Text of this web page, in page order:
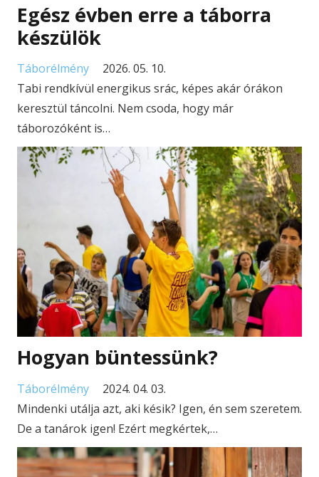
Egész évben erre a táborra
készülök
Táborélmény
2026. 05. 10.
Tabi rendkívül energikus srác, képes akár órákon
keresztül táncolni. Nem csoda, hogy már
táborozóként is…
Hogyan büntessünk?
Táborélmény
2024. 04. 03.
Mindenki utálja azt, aki késik? Igen, én sem szeretem.
De a tanárok igen! Ezért megkértek,…